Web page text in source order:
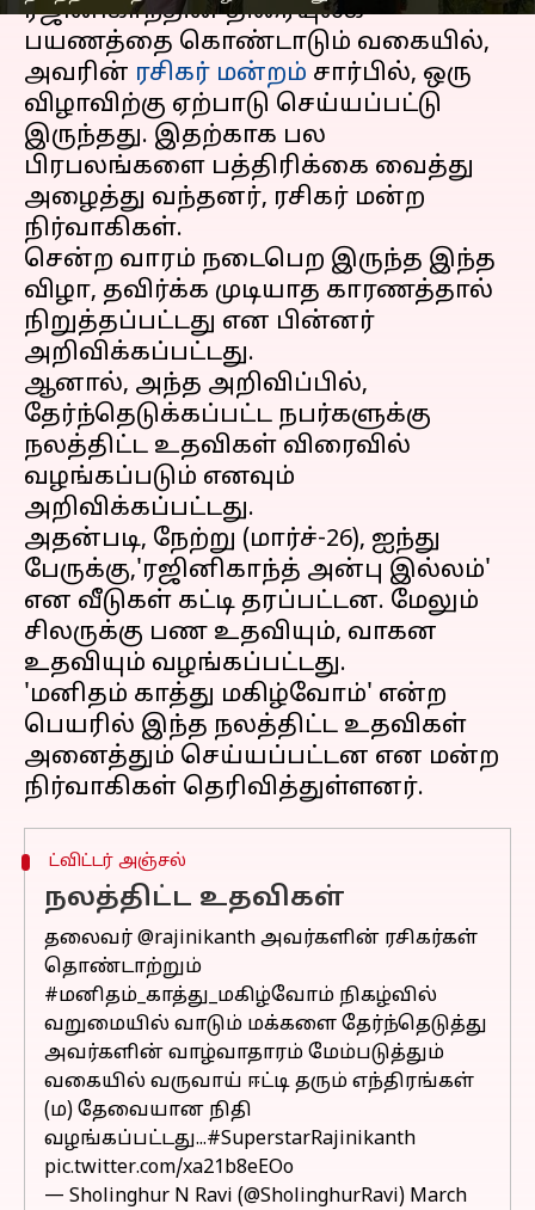
ரஜினிகாந்தின் திரையுலக
பயணத்தை கொண்டாடும் வகையில்,
அவரின் ரசிகர் மன்றம் சார்பில், ஒரு
விழாவிற்கு ஏற்பாடு செய்யப்பட்டு
இருந்தது. இதற்காக பல
பிரபலங்களை பத்திரிக்கை வைத்து
அழைத்து வந்தனர், ரசிகர் மன்ற
நிர்வாகிகள்.
சென்ற வாரம் நடைபெற இருந்த இந்த
விழா, தவிர்க்க முடியாத காரணத்தால்
நிறுத்தப்பட்டது என பின்னர்
அறிவிக்கப்பட்டது.
ஆனால், அந்த அறிவிப்பில்,
தேர்ந்தெடுக்கப்பட்ட நபர்களுக்கு
நலத்திட்ட உதவிகள் விரைவில்
வழங்கப்படும் எனவும்
அறிவிக்கப்பட்டது.
அதன்படி, நேற்று (மார்ச்-26), ஐந்து
பேருக்கு,'ரஜினிகாந்த் அன்பு இல்லம்'
என வீடுகள் கட்டி தரப்பட்டன. மேலும்
சிலருக்கு பண உதவியும், வாகன
உதவியும் வழங்கப்பட்டது.
'மனிதம் காத்து மகிழ்வோம்' என்ற
பெயரில் இந்த நலத்திட்ட உதவிகள்
அனைத்தும் செய்யப்பட்டன என மன்ற
ட்விட்டர் அஞ்சல்
நலத்திட்ட உதவிகள்
தலைவர் @rajinikanth அவர்களின் ரசிகர்கள்
தொண்டாற்றும்
#மனிதம்_காத்து_மகிழ்வோம் நிகழ்வில்
வறுமையில் வாடும் மக்களை தேர்ந்தெடுத்து
அவர்களின் வாழ்வாதாரம் மேம்படுத்தும்
வகையில் வருவாய் ஈட்டி தரும் எந்திரங்கள்
(ம) தேவையான நிதி
வழங்கப்பட்டது...#SuperstarRajinikanth
pic.twitter.com/xa21b8eEOo
— Sholinghur N Ravi (@SholinghurRavi) March